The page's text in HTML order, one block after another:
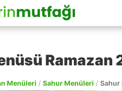
Ramazan
Menüleri / Sahur Menüleri / Sahur